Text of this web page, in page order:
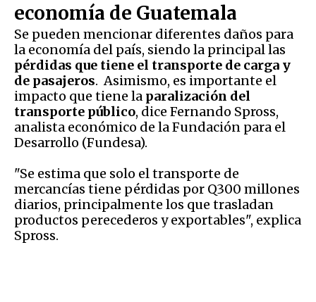
economía de Guatemala
Se pueden mencionar diferentes daños para
la economía del país, siendo la principal las
pérdidas que tiene el transporte de carga y
de pasajeros. Asimismo, es importante el
impacto que tiene la paralización del
transporte público, dice Fernando Spross,
analista económico de la Fundación para el
Desarrollo (Fundesa).
"Se estima que solo el transporte de
mercancías tiene pérdidas por Q300 millones
diarios, principalmente los que trasladan
productos perecederos y exportables", explica
Spross.